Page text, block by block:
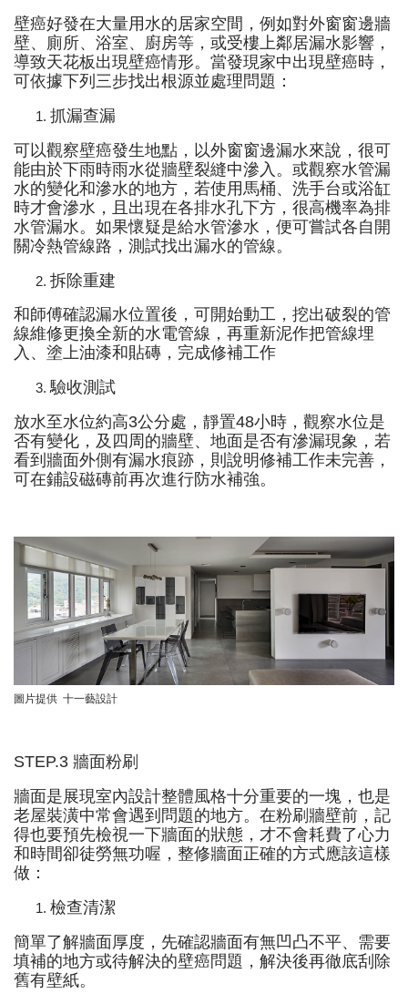
壁癌好發在大量用水的居家空間，例如對外窗窗邊牆
壁、廁所、浴室、廚房等，或受樓上鄰居漏水影響，
導致天花板出現壁癌情形。當發現家中出現壁癌時，
可依據下列三步找出根源並處理問題：
抓漏查漏
可以觀察壁癌發生地點，以外窗窗邊漏水來說，很可
能由於下雨時雨水從牆壁裂縫中滲入。或觀察水管漏
水的變化和滲水的地方，若使用馬桶、洗手台或浴缸
時才會滲水，且出現在各排水孔下方，很高機率為排
水管漏水。如果懷疑是給水管滲水，便可嘗試各自開
關冷熱管線路，測試找出漏水的管線。
拆除重建
和師傅確認漏水位置後，可開始動工，挖出破裂的管
線維修更換全新的水電管線，再重新泥作把管線埋
入、塗上油漆和貼磚，完成修補工作
驗收測試
放水至水位約高3公分處，靜置48小時，觀察水位是
否有變化，及四周的牆壁、地面是否有滲漏現象，若
看到牆面外側有漏水痕跡，則說明修補工作未完善，
可在鋪設磁磚前再次進行防水補強。
圖片提供 十一藝設計
STEP.3 牆面粉刷
牆面是展現室內設計整體風格十分重要的一塊，也是
老屋裝潢中常會遇到問題的地方。在粉刷牆壁前，記
得也要預先檢視一下牆面的狀態，才不會耗費了心力
和時間卻徒勞無功喔，整修牆面正確的方式應該這樣
做：
檢查清潔
簡單了解牆面厚度，先確認牆面有無凹凸不平、需要
填補的地方或待解決的壁癌問題，解決後再徹底刮除
舊有壁紙。